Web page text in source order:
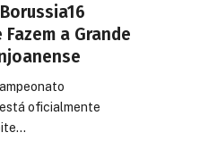
a Grande
oficialmente